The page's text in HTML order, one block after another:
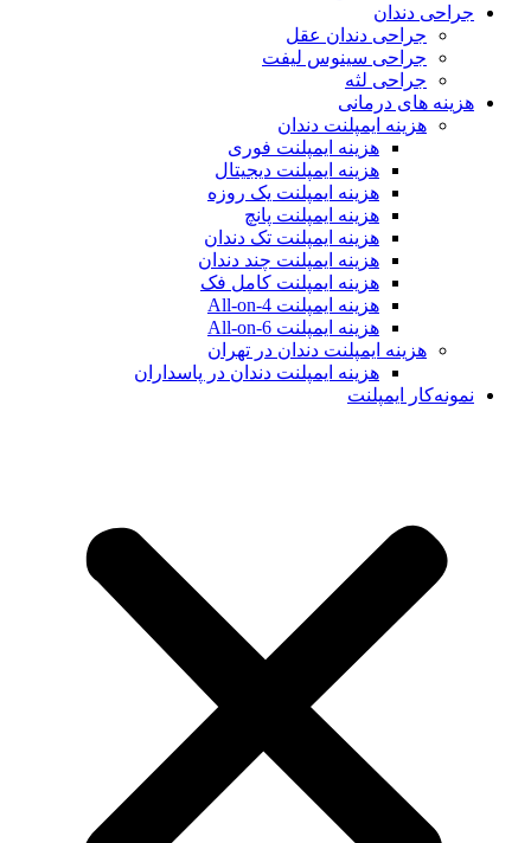
جراحی دندان
جراحی دندان عقل
جراحی سینوس لیفت
جراحی لثه
هزینه های درمانی
هزینه ایمپلنت دندان
هزینه ایمپلنت فوری
هزینه ایمپلنت دیجیتال
هزینه ایمپلنت یک روزه
هزینه ایمپلنت پانچ
هزینه ایمپلنت تک دندان
هزینه ایمپلنت چند دندان
هزینه ایمپلنت کامل فک
هزینه ایمپلنت All-on-4
هزینه ایمپلنت All-on-6
هزینه ایمپلنت دندان در تهران
هزینه ایمپلنت دندان در پاسداران
نمونه‌کار ایمپلنت